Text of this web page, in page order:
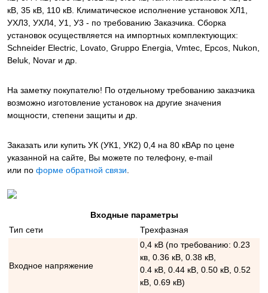
кВ, 35 кВ, 110 кВ. Климатическое исполнение установок ХЛ1,
УХЛ3, УХЛ4, У1, У3 - по требованию Заказчика. Сборка
установок осуществляется на импортных комплектующих:
Schneider Electric, Lovato, Gruppo Energia, Vmtec, Epcos, Nukon,
Beluk, Novar и др.
На заметку покупателю! По отдельному требованию заказчика
возможно изготовление установок на другие значения
мощности, степени защиты и др.
Заказать или купить УК (УК1, УК2) 0,4 на 80 кВАр по цене
указанной на сайте, Вы можете по телефону, e-mail
или по форме обратной связи.
Входные параметры
Тип сети
Трехфазная
Входное напряжение
0,4 кВ (по требованию: 0.23
кв, 0.36 кВ, 0.38 кВ,
0.4 кВ, 0.44 кВ, 0.50 кВ, 0.52
кВ, 0.69 кВ)